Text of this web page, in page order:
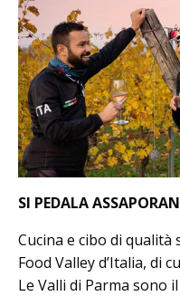
SI PEDALA
Cucina e cibo di
Food Valley d’Italia, di
Le Valli di Parma sono